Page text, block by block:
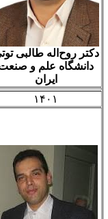
طالبی توتی
علم و صنعت